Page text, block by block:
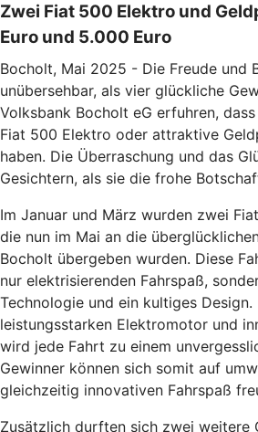
Zwei Fiat 500 Elektro und
Euro und 5.000 Euro
Bocholt, Mai 2025 - Die Freude und
unübersehbar, als vier glückliche
Volksbank Bocholt eG erfuhren,
Fiat 500 Elektro oder attraktive
haben. Die Überraschung und das
Gesichtern, als sie die frohe
Im Januar und März wurden zwei
die nun im Mai an die
Bocholt übergeben wurden. Diese
nur elektrisierenden Fahrspaß,
Technologie und ein kultiges Design.
leistungsstarken Elektromotor und
wird jede Fahrt zu einem
Gewinner können sich somit auf
gleichzeitig innovativen Fahrspaß
Zusätzlich durften sich zwei weitere